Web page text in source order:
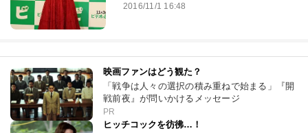
2016/11/1 16:48
映画ファンはどう観た？
「戦争は人々の選択の積み重ねで始まる」『開
戦前夜』が問いかけるメッセージ
PR
ヒッチコックを彷彿…！